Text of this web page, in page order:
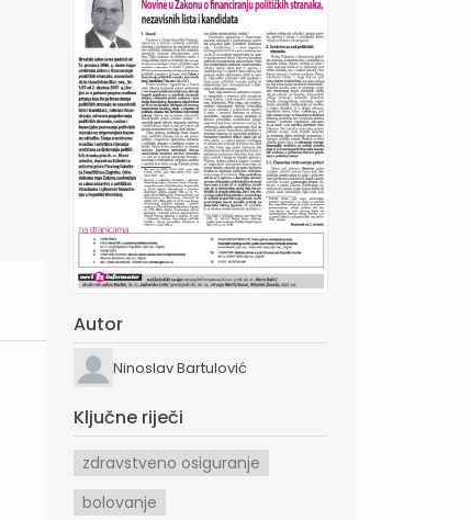
Autor
Ninoslav Bartulović
Ključne riječi
zdravstveno osiguranje
bolovanje